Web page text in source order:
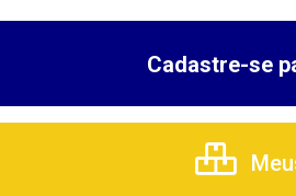
Cadastre-se